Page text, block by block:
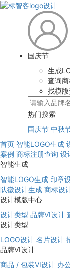
国庆节
生成
查询
找模
热门搜索
国庆节 中秋
首页 智能LOGO生成
案例 商标注册查询 设
智能生成
智能LOGO生成 印章
队徽设计生成 商标设
设计模版中心
设计类型 品牌VI设计
设计类型
LOGO设计 名片设计
品牌VI设计
商品 / 包装VI设计 办